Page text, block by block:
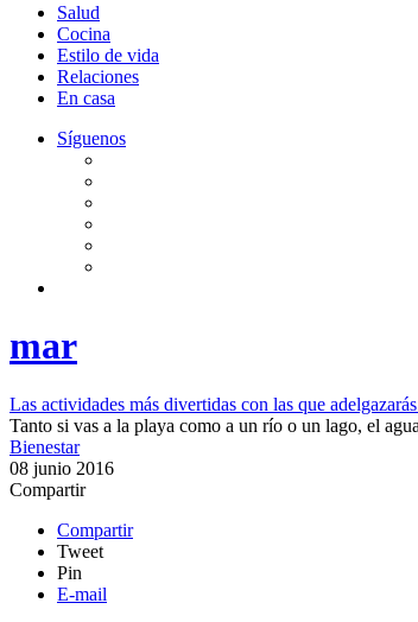
Salud
Cocina
Estilo de vida
Relaciones
En casa
Síguenos
mar
Las actividades más divertidas con las que
Tanto si vas a la playa como a un río o un lago, el
Bienestar
08 junio 2016
Compartir
Compartir
Tweet
Pin
E-mail